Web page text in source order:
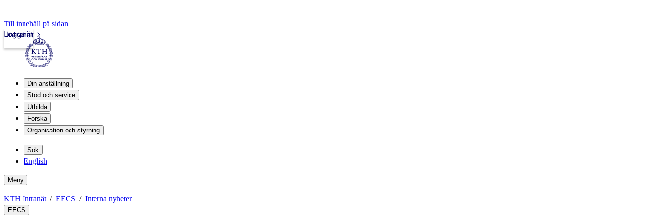
Till innehåll på sidan
Intranät
Logga in
Din anställning
Stöd och service
Utbilda
Forska
Organisation och styrning
Sök
English
Meny
KTH Intranät EECS Interna nyheter
EECS